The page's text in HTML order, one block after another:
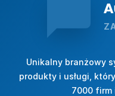
Unikalny branżowy
produkty i usługi,
7000 firm